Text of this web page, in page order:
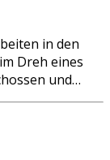
in den
Dreh eines
und…